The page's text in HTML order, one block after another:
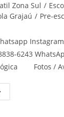
Zona Sul /
Grajaú / Pre-
6243
Fotos /